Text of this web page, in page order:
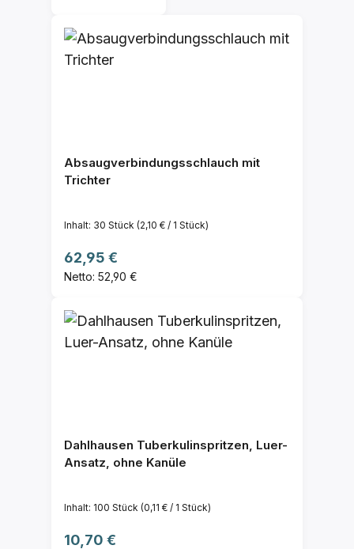
Absaugverbindungsschlauch mit
Trichter
Inhalt: 30 Stück (2,10 € / 1 Stück)
Regulärer Preis:
62,95 €
Netto: 52,90 €
Dahlhausen Tuberkulinspritzen, Luer-
Ansatz, ohne Kanüle
Inhalt: 100 Stück (0,11 € / 1 Stück)
Regulärer Preis:
10,70 €